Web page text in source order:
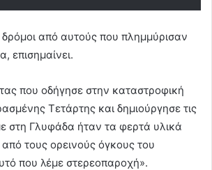
από αυτούς που πλημμύρισαν
επισημαίνει.
που οδήγησε στην καταστροφική
Τετάρτης και δημιούργησε τις
στη Γλυφάδα ήταν τα φερτά υλικά
τους ορεινούς όγκους του
που λέμε στερεοπαροχή».